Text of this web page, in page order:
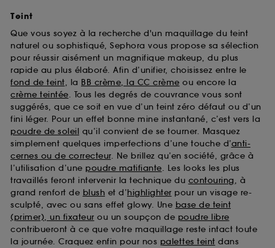
Teint
Que vous soyez à la recherche d'un maquillage du teint
naturel ou sophistiqué, Sephora vous propose sa sélection
pour réussir aisément un magnifique makeup, du plus
rapide au plus élaboré. Afin d’unifier, choisissez entre le
fond de teint, la BB crème, la CC crème ou encore la
crème teintée. Tous les degrés de couvrance vous sont
suggérés, que ce soit en vue d’un teint zéro défaut ou d’un
fini léger. Pour un effet bonne mine instantané, c’est vers la
poudre de soleil qu’il convient de se tourner. Masquez
simplement quelques imperfections d’une touche d’anti-
cernes ou de correcteur. Ne brillez qu’en société, grâce à
l’utilisation d’une poudre matifiante. Les looks les plus
travaillés feront intervenir la technique du contouring, à
grand renfort de blush et d’highlighter pour un visage re-
sculpté, avec ou sans effet glowy. Une base de teint
(primer), un fixateur ou un soupçon de poudre libre
contribueront à ce que votre maquillage reste intact toute
la journée. Craquez enfin pour nos palettes teint dans